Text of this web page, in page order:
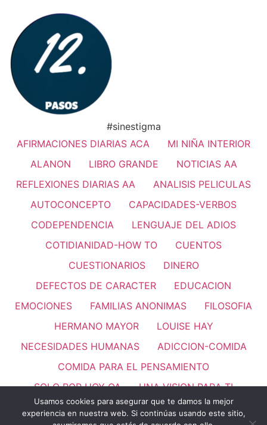
#sinestigma
AFIRMACIONES DIARIAS ACA
MI NIÑA INTERIOR
ALANON
LIBRO GRANDE
NOTICIAS AA
REFLEXIONES DIARIAS AA
ANALISIS PELICULAS
AUTOCONCEPTO
CAPACIDADES-VERBOS
CODEPENDENCIA
LENGUAJE DEL ADIOS
COTIDIANIDAD-HOW TO
CUENTOS
CUESTIONARIOS
DINERO
DEFECTOS DE CARACTER
EDUCACION
EMOCIONES
FAMILIAS ANONIMAS
FILOSOFIA
HERMANO MAYOR
LOUISE HAY
NECESIDADES HUMANAS
ADICCION-COMIDA
COMIDA PARA EL PENSAMIENTO
SOLO POR HOY OA
UNA VISION PARA TI
PASO 11
REFLEXIONES
VALORES HUMANOS
Usamos cookies para asegurar que te damos la mejor
experiencia en nuestra web. Si continúas usando este sitio,
Thank you for visiting. You